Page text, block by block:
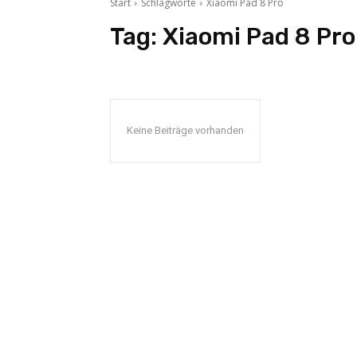
Start Schlagworte Xiaomi Pad 8 Pro
Tag: Xiaomi Pad 8 Pro
Keine Beiträge vorhanden